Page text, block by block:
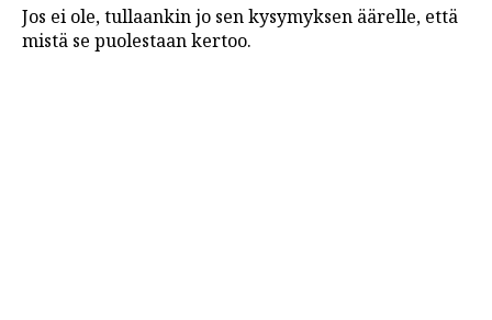
Jos ei ole, tullaankin jo sen kysymyksen äärelle, että
mistä se puolestaan kertoo.